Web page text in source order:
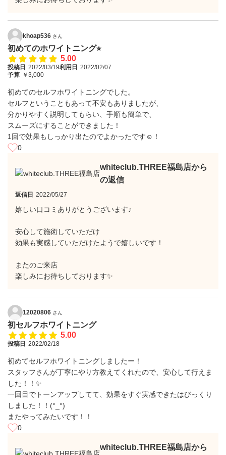
khoap536 さん
初めてのホワイトニング⭐︎
5.00
投稿日 2022/03/19利用日 2022/02/07
予算 ￥3,000
初めてのセルフホワイトニングでした。
セルフということもあって不安もありましたが、
分かりやすく説明してもらい、手順も簡単で、
スムーズにすることができました！
1回で効果もしっかり出たのでよかったです☺︎！
0
whiteclub.THREE福島店から
の返信
返信日 2022/05/27
嬉しい口コミありがとうございます♪
安心して施術していただけ
効果も実感していただけたようで嬉しいです！
またのご来店
楽しみにお待ちしております✨
12020806 さん
初セルフホワイトニング
5.00
投稿日 2022/02/18
初めてセルフホワイトニングしましたー！
スタッフさんが丁寧にやり方教えてくれたので、安心して行えま
した！！✨
一回目でトーンアップしてて、効果をすぐ実感できたはびっくり
しました！！(°_°)
またやってみたいです！！
0
whiteclub.THREE福島店から